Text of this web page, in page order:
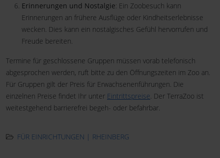
Erinnerungen und Nostalgie: Ein Zoobesuch kann
Erinnerungen an frühere Ausflüge oder Kindheitserlebnisse
wecken. Dies kann ein nostalgisches Gefühl hervorrufen und
Freude bereiten.
Termine für geschlossene Gruppen müssen vorab telefonisch
abgesprochen werden, ruft bitte zu den Öffnungszeiten im Zoo an.
Für Gruppen gilt der Preis für Erwachsenenführungen. Die
einzelnen Preise findet Ihr unter Eintrittspreise . Der TerraZoo ist
weitestgehend barrierefrei begeh- oder befahrbar.
FÜR EINRICHTUNGEN | RHEINBERG